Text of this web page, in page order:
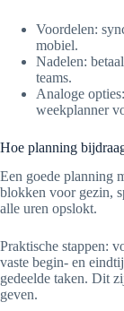
Voordelen:
mobiel.
Nadelen:
teams.
Analoge
weekplanner
Hoe planning
Een goede planning
blokken voor gezin,
alle uren opslokt.
Praktische stappen:
vaste begin- en
gedeelde taken. Dit
geven.